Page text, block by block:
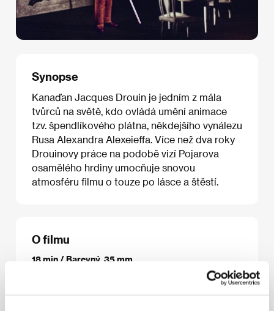
Synopse
Kanaďan Jacques Drouin je jedním z mála
tvůrců na světě, kdo ovládá umění animace
tzv. špendlíkového plátna, někdejšího vynálezu
Rusa Alexandra Alexeieffa. Více než dva roky
Drouinovy práce na podobě vizí Pojarova
osamělého hrdiny umocňuje snovou
atmosféru filmu o touze po lásce a štěstí.
O filmu
18 min / Barevný, 35 mm
Břetislav Pojar, Jacques Drouin/